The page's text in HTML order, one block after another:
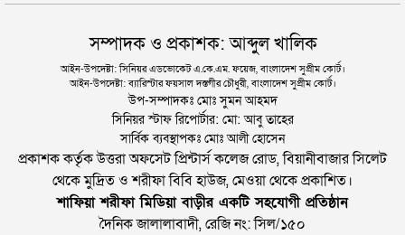
সম্পাদক ও প্রকাশক: আব্দুল খালিক
আইন-উপদেষ্টা: সিনিয়র এডভোকেট এ.কে.এম. ফয়েজ, বাংলাদেশ সুপ্রীম কোর্ট।
আইন-উপদেষ্টা: ব্যারিস্টার ফয়সাল দস্তগীর চৌধুরী, বাংলাদেশ সুপ্রীম কোর্ট।
উপ-সম্পাদকঃ মোঃ সুমন আহমদ
সিনিয়র স্টাফ রিপোর্টার: মো: আবু তাহের
সার্বিক ব্যবস্থাপকঃ মোঃ আলী হোসেন
প্রকাশক কর্তৃক উত্তরা অফসেট প্রিন্টার্স কলেজ রোড, বিয়ানীবাজার সিলেট
থেকে মুদ্রিত ও শরীফা বিবি হাউজ, মেওয়া থেকে প্রকাশিত।
শাফিয়া শরীফা মিডিয়া বাড়ীর একটি সহযোগী প্রতিষ্ঠান
দৈনিক জালালাবাদী, রেজি নং: সিল/১৫০